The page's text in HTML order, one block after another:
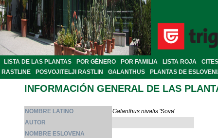
LISTA DE LAS PLANTAS POR GÉNERO POR FAMILIA LISTA ROJA
CITES
RASTLINE
POSVOJITELJI RASTLIN GALANTHUS PLANTAS DE
INFORMACIÓN GENERAL DE LAS
NOMBRE LATINO Galanthus nivalis 'Sova'
AUTOR
NOMBRE ESLOVENA